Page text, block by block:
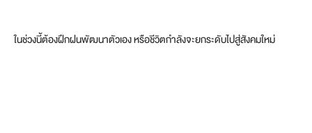
ในช่วงนี้ต้องฝึกฝนพัฒนาตัวเอง หรือชีวิตกำลังจะยกระดับไปสู่สังคมใหม่